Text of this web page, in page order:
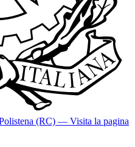
(RC) — Visita la pagina